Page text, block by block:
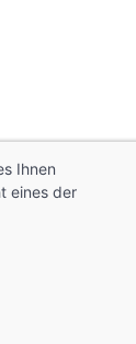
Ihnen
eines der